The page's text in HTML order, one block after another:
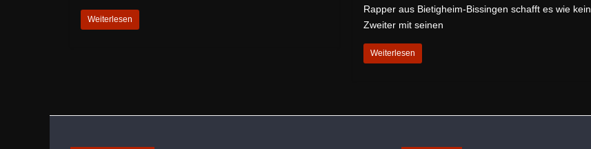
Weiterlesen
Rapper aus Bietigheim-Bissingen schafft es wie kein
Zweiter mit seinen
Weiterlesen